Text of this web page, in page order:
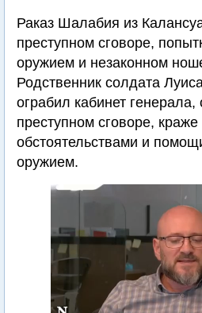
Раказ Шалабия из
преступном сговоре,
оружием и незаконном
Родственник солдата
ограбил кабинет генерала,
преступном сговоре,
обстоятельствами и
оружием.